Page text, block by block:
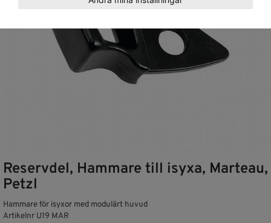
Reservdel, Hammare till isyxa, Marteau,
Petzl
Hammare för isyxor med modulärt huvud
Artikelnr U19 MAR